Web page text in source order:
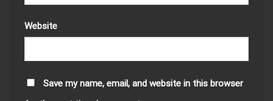
Website
Save my name, email, and website in this browser